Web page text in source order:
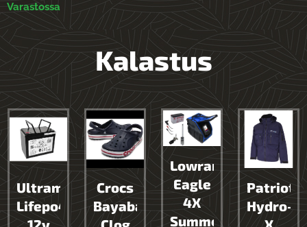
Varastossa
Kalastus
Ultramax
Lifepo4
Crocs
Bayaband
Lowrance
Eagle
4X
Summer
Patriot
Hydro-